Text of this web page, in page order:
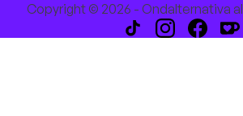
Copyright © 2026 - Ondalternativa